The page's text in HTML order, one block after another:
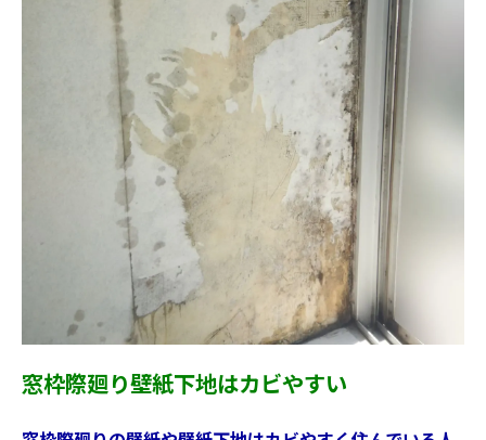
窓枠際廻り壁紙下地はカビやすい